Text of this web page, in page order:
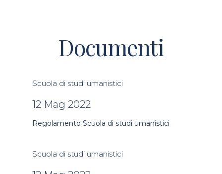
Documenti
Scuola di studi umanistici
12 Mag 2022
Regolamento Scuola di studi umanistici
Scuola di studi umanistici